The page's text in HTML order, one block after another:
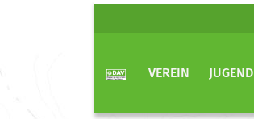
VEREIN JUGEND